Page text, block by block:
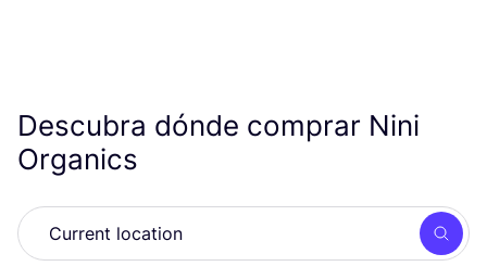
Descubra dónde comprar Nini
Organics